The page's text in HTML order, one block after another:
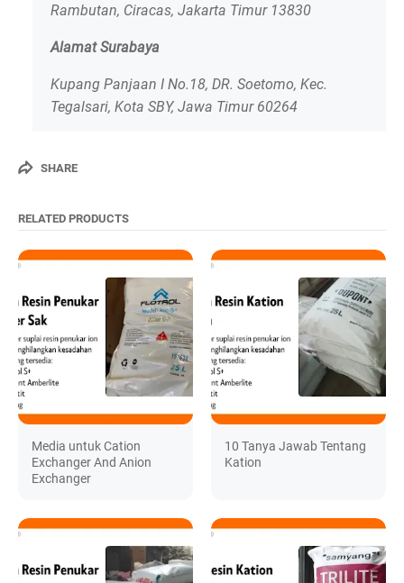
Rambutan, Ciracas, Jakarta Timur 13830
Alamat Surabaya
Kupang Panjaan I No.18, DR. Soetomo, Kec.
Tegalsari, Kota SBY, Jawa Timur 60264
SHARE
RELATED PRODUCTS
Media untuk Cation
Exchanger And Anion
Exchanger
10 Tanya Jawab Tentang
Kation